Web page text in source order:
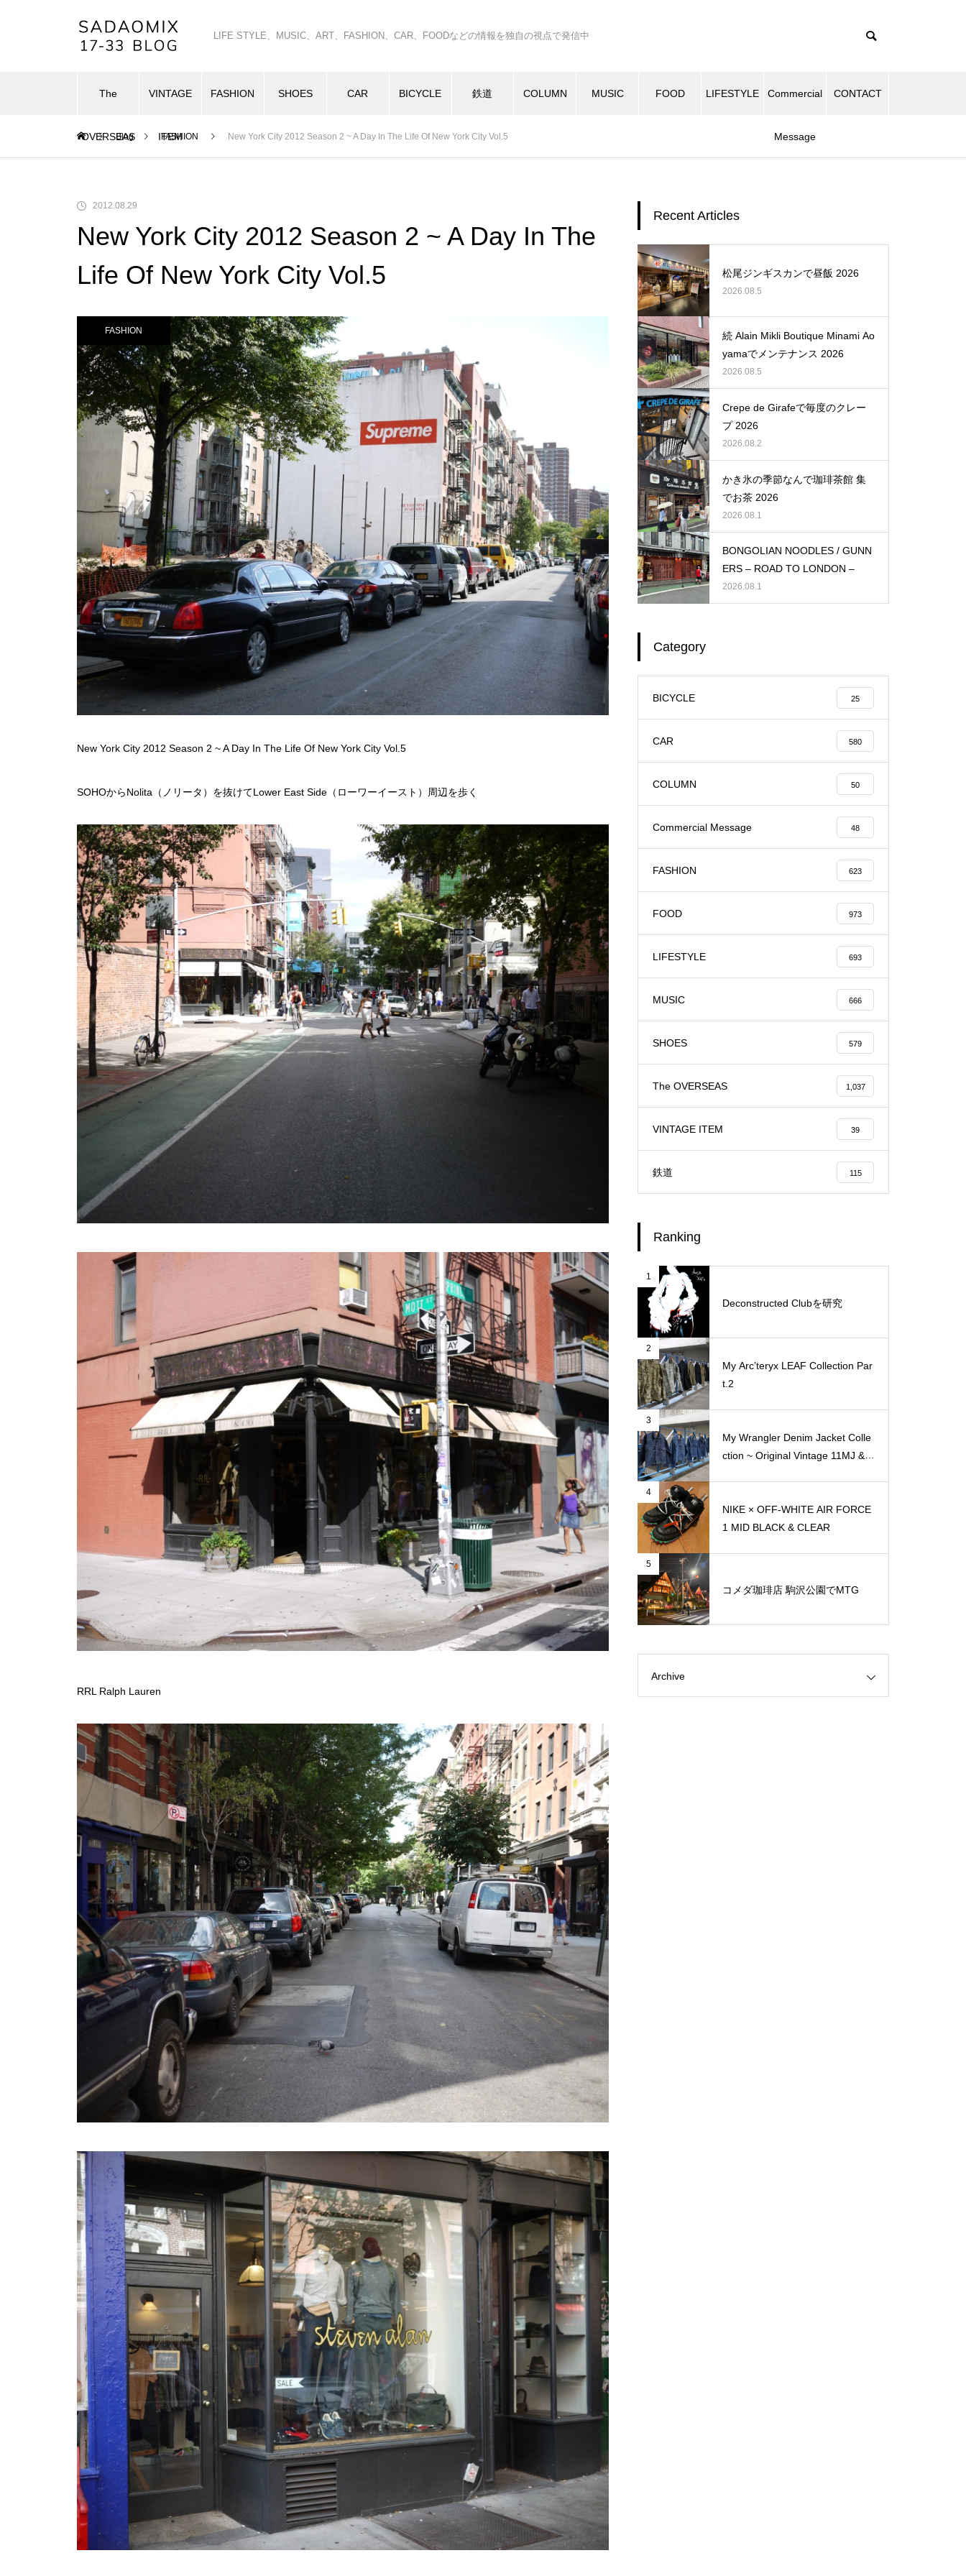
LIFE STYLE、MUSIC、ART、FASHION、CAR、FOODなどの情報を独自の視点で発信中
The
OVERSEAS
VINTAGE
ITEM
FASHION SHOES CAR BICYCLE 鉄道 COLUMN MUSIC FOOD LIFESTYLE Commercial
Message
CONTACT
Blog FASHION New York City 2012 Season 2 ~ A Day In The Life Of New York City Vol.5
2012.08.29
New York City 2012 Season 2 ~ A Day In The
Life Of New York City Vol.5
FASHION
New York City 2012 Season 2 ~ A Day In The Life Of New York City Vol.5
SOHOからNolita（ノリータ）を抜けてLower East Side（ローワーイースト）周辺を歩く
RRL Ralph Lauren
Recent Articles
松尾ジンギスカンで昼飯 2026
2026.08.5
続 Alain Mikli Boutique Minami Ao
yamaでメンテナンス 2026
2026.08.5
Crepe de Girafeで毎度のクレー
プ 2026
2026.08.2
かき氷の季節なんで珈琲茶館 集
でお茶 2026
2026.08.1
BONGOLIAN NOODLES / GUNN
ERS – ROAD TO LONDON –
2026.08.1
Category
BICYCLE 25
CAR 580
COLUMN 50
Commercial Message 48
FASHION 623
FOOD 973
LIFESTYLE 693
MUSIC 666
SHOES 579
The OVERSEAS 1,037
VINTAGE ITEM 39
鉄道 115
Ranking
1
Deconstructed Clubを研究
2
My Arc’teryx LEAF Collection Par
t.2
3
My Wrangler Denim Jacket Colle
ction ~ Original Vintage 11MJ & 1
4
NIKE × OFF-WHITE AIR FORCE
1 MID BLACK & CLEAR
5
コメダ珈琲店 駒沢公園でMTG
Archive